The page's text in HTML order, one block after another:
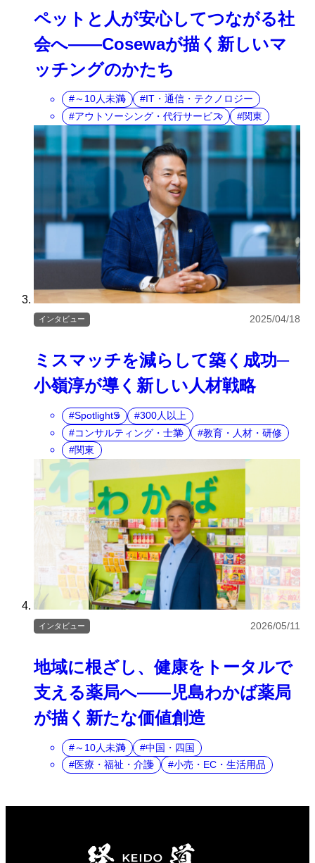
ペットと人が安心してつながる社
会へ――Cosewaが描く新しいマ
ッチングのかたち
～10人未満
IT・通信・テクノロジー
アウトソーシング・代行サービス
関東
ミスマッチを減らして築く成功─
小嶺淳が導く新しい人材戦略
インタビュー 2025/04/18
SpotlightS
300人以上
コンサルティング・士業
教育・人材・研修
関東
地域に根ざし、健康をトータルで
支える薬局へ――児島わかば薬局
が描く新たな価値創造
インタビュー 2026/05/11
～10人未満
中国・四国
医療・福祉・介護
小売・EC・生活用品